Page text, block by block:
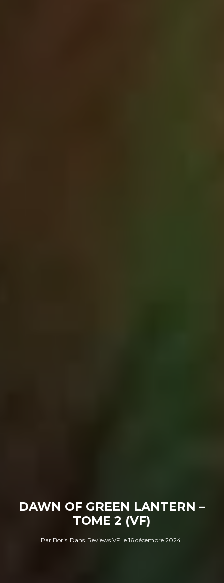
DAWN OF GREEN LANTERN –
TOME 2 (VF)
Par Boris Dans Reviews VF le 16 décembre 2024